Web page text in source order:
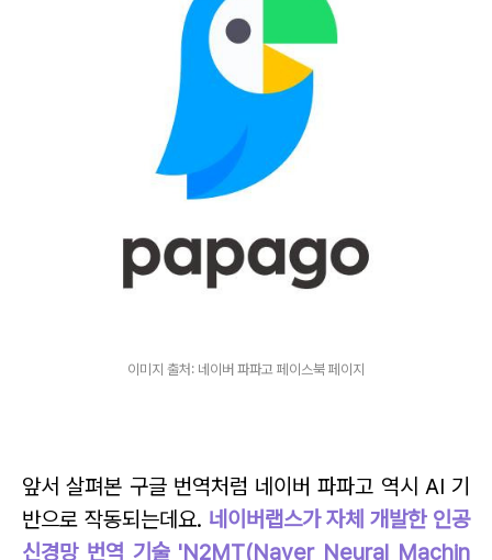
이미지 출처: 네이버 파파고 페이스북 페이지
앞서 살펴본 구글 번역처럼 네이버 파파고 역시 AI 기
반으로 작동되는데요. 네이버랩스가 자체 개발한 인공
신경망 번역 기술 'N2MT(Naver Neural Machin